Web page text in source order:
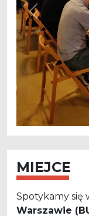
Previous
MIEJCE
Spotykamy się
Warszawie